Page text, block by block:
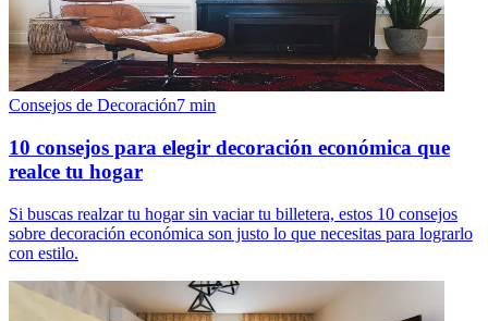
Consejos de Decoración7 min
10 consejos para elegir decoración económica que
realce tu hogar
Si buscas realzar tu hogar sin vaciar tu billetera, estos 10 consejos
sobre decoración económica son justo lo que necesitas para lograrlo
con estilo.